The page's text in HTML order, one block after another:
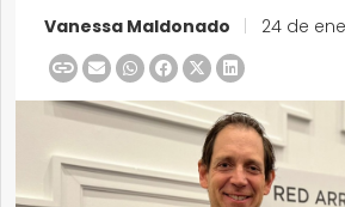
Vanessa Maldonado 24 de